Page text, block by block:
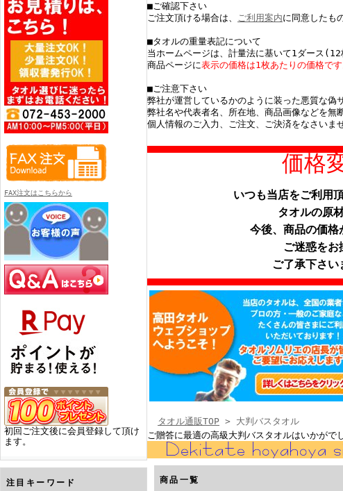
FAX注文はこちらから
初回ご注文後に会員登録して頂け
ます。
注目キーワード
■ご確認下さい
ご注文頂ける場合は、 ご利用案内に同意したも
■タオルの重量表記について
当ホームページは、計量法に基いて1ダース
商品ページに表示の価格は1枚あたりの価格です
■ご注意下さい
弊社が運営しているかのように装った悪質な偽
弊社名や代表者名、所在地、商品画像などを無
個人情報のご入力、ご注文、ご決済をなさいま
価格
いつも当店をご利用
タオルの原
今後、商品の価格
ご迷惑をお
ご了承下さい
タオル通販TOP > 大判バスタオル
ご贈答に最適の高級大判バスタオルはいかがで
商品一覧